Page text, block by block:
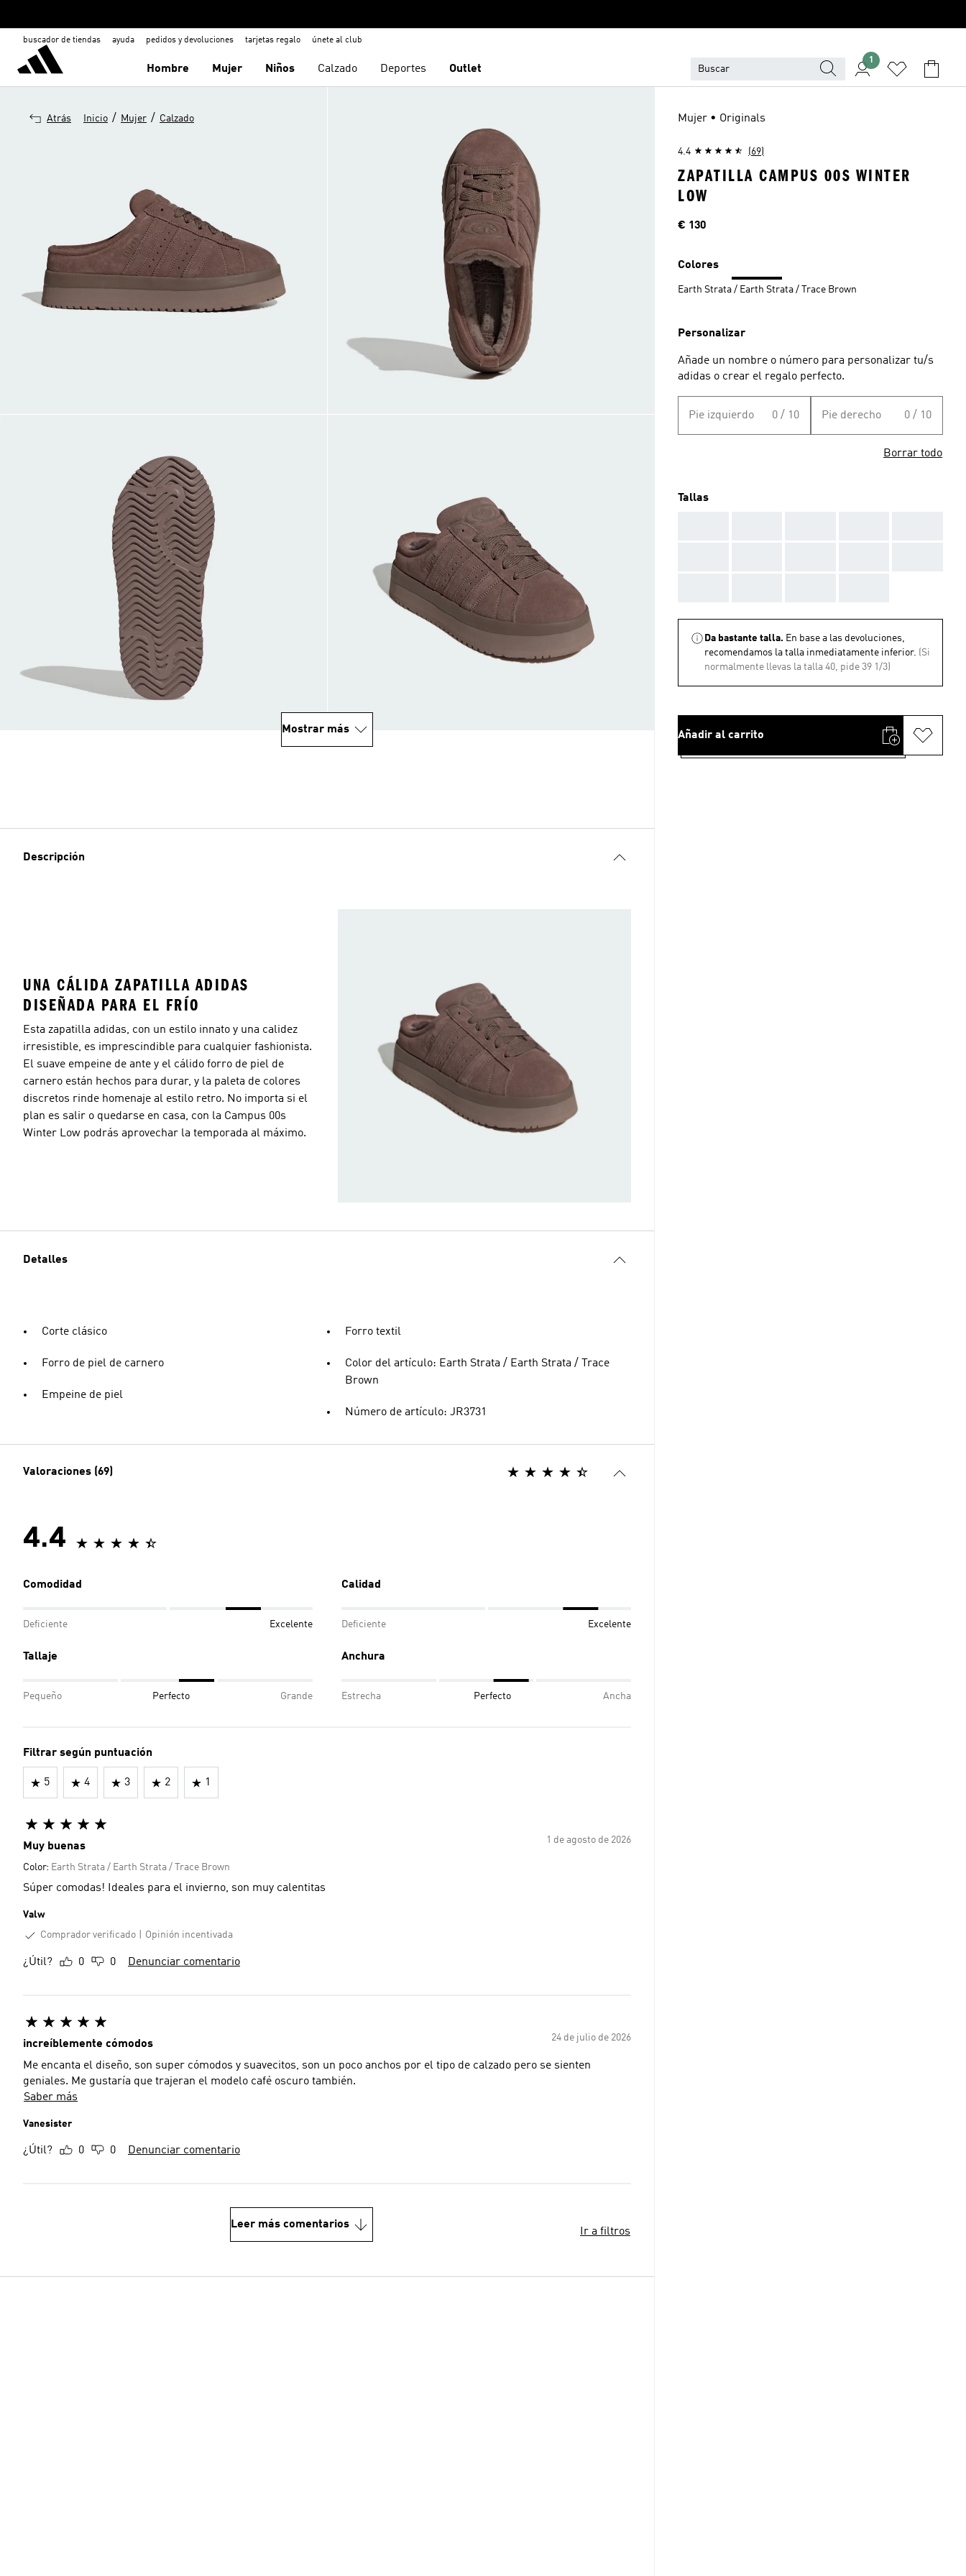
buscador de tiendas ayuda pedidos y devoluciones tarjetas regalo únete al club
Hombre Mujer Niños Calzado Deportes Outlet
1
Atrás Inicio / Mujer / Calzado
Mostrar más
Descripción
UNA CÁLIDA ZAPATILLA ADIDAS
DISEÑADA PARA EL FRÍO
Esta zapatilla adidas, con un estilo innato y una calidez
irresistible, es imprescindible para cualquier fashionista.
El suave empeine de ante y el cálido forro de piel de
carnero están hechos para durar, y la paleta de colores
discretos rinde homenaje al estilo retro. No importa si el
plan es salir o quedarse en casa, con la Campus 00s
Winter Low podrás aprovechar la temporada al máximo.
Detalles
Corte clásico
Forro de piel de carnero
Empeine de piel
Forro textil
Color del artículo: Earth Strata / Earth Strata / Trace
Brown
Número de artículo: JR3731
Valoraciones (69)
4.4
Comodidad
Deficiente Excelente
Calidad
Deficiente Excelente
Tallaje
Pequeño Perfecto Grande
Anchura
Estrecha Perfecto Ancha
Filtrar según puntuación
5 4 3 2 1
1 de agosto de 2026
Muy buenas
Color: Earth Strata / Earth Strata / Trace Brown
Súper comodas! Ideales para el invierno, son muy calentitas
Valw
Comprador verificado
Opinión incentivada
¿Útil? 0 0 Denunciar comentario
24 de julio de 2026
increíblemente cómodos
Me encanta el diseño, son super cómodos y suavecitos, son un poco anchos por el tipo de calzado pero se sienten
geniales. Me gustaría que trajeran el modelo café oscuro también.
Saber más
Vanesister
¿Útil? 0 0 Denunciar comentario
Leer más comentarios
Ir a filtros
Mujer • Originals
4.4 (69)
ZAPATILLA CAMPUS 00S WINTER
LOW
Precio
€ 130
Colores
Earth Strata / Earth Strata / Trace Brown
Personalizar
Añade un nombre o número para personalizar tu/s
adidas o crear el regalo perfecto.
Pie izquierdo 0 / 10 Pie derecho 0 / 10
Borrar todo
Tallas
Da bastante talla. En base a las devoluciones,
recomendamos la talla inmediatamente inferior. (Si
normalmente llevas la talla 40, pide 39 1/3)
Añadir al carrito